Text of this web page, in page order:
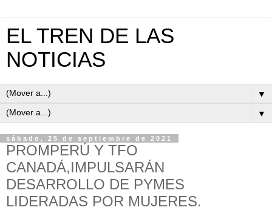
EL TREN DE LAS
NOTICIAS
▼
▼
sábado, 25 de septiembre de 2021
PROMPERÚ Y TFO
CANADÁ,IMPULSARÁN
DESARROLLO DE PYMES
LIDERADAS POR MUJERES.